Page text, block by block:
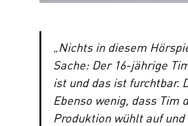
„Nichts in diesem
Sache: Der 16-jährige
ist und das ist furchtbar.
Ebenso wenig, dass Tim
Produktion wühlt auf